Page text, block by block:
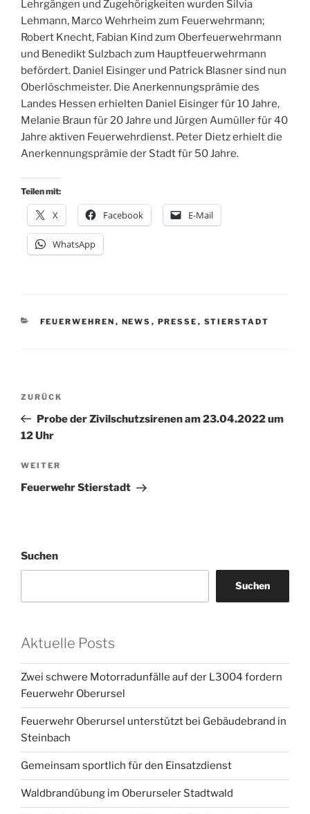
Lehrgängen und Zugehörigkeiten wurden Silvia
Lehmann, Marco Wehrheim zum Feuerwehrmann;
Robert Knecht, Fabian Kind zum Oberfeuerwehrmann
und Benedikt Sulzbach zum Hauptfeuerwehrmann
befördert. Daniel Eisinger und Patrick Blasner sind nun
Oberlöschmeister. Die Anerkennungsprämie des
Landes Hessen erhielten Daniel Eisinger für 10 Jahre,
Melanie Braun für 20 Jahre und Jürgen Aumüller für 40
Jahre aktiven Feuerwehrdienst. Peter Dietz erhielt die
Anerkennungsprämie der Stadt für 50 Jahre.
Teilen mit:
X Facebook E-Mail
WhatsApp
KATEGORIEN
FEUERWEHREN , NEWS , PRESSE , STIERSTADT
Beitragsnavigation
Vorheriger
Beitrag
ZURÜCK
Probe der Zivilschutzsirenen am 23.04.2022 um
12 Uhr
Nächster
Beitrag
WEITER
Feuerwehr Stierstadt
Suchen
Suchen
Aktuelle Posts
Zwei schwere Motorradunfälle auf der L3004 fordern
Feuerwehr Oberursel
Feuerwehr Oberursel unterstützt bei Gebäudebrand in
Steinbach
Gemeinsam sportlich für den Einsatzdienst
Waldbrandübung im Oberurseler Stadtwald